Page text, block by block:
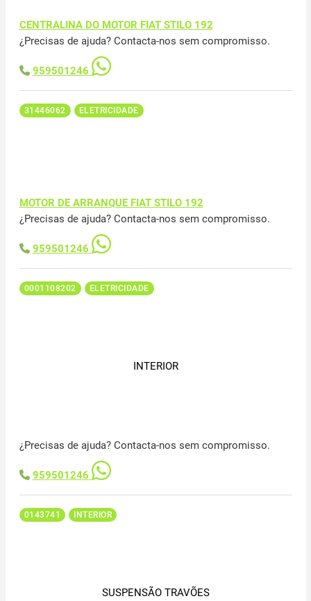
CENTRALINA DO MOTOR FIAT STILO 192
¿Precisas de ajuda? Contacta-nos sem compromisso.
959501246
31446062 ELETRICIDADE
MOTOR DE ARRANQUE FIAT STILO 192
¿Precisas de ajuda? Contacta-nos sem compromisso.
959501246
0001108202 ELETRICIDADE
INTERIOR
¿Precisas de ajuda? Contacta-nos sem compromisso.
959501246
0143741 INTERIOR
SUSPENSÃO TRAVÕES